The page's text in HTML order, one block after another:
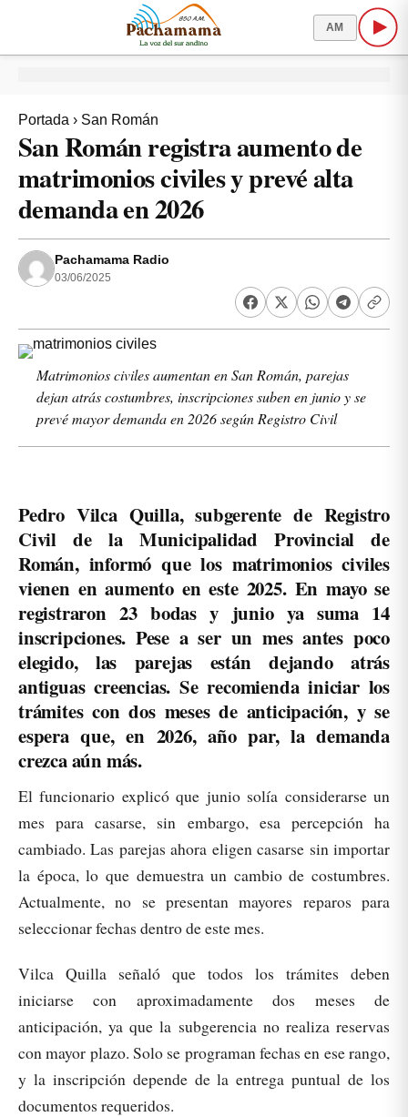
AM
Portada › San Román
San Román registra aumento de
matrimonios civiles y prevé alta
demanda en 2026
Pachamama Radio
03/06/2025
Matrimonios civiles aumentan en San Román, parejas
dejan atrás costumbres, inscripciones suben en junio y se
prevé mayor demanda en 2026 según Registro Civil
Pedro Vilca Quilla, subgerente de Registro
Civil de la Municipalidad Provincial de
Román, informó que los matrimonios civiles
vienen en aumento en este 2025. En mayo se
registraron 23 bodas y junio ya suma 14
inscripciones. Pese a ser un mes antes poco
elegido, las parejas están dejando atrás
antiguas creencias. Se recomienda iniciar los
trámites con dos meses de anticipación, y se
espera que, en 2026, año par, la demanda
crezca aún más.
El funcionario explicó que junio solía considerarse un
mes para casarse, sin embargo, esa percepción ha
cambiado. Las parejas ahora eligen casarse sin importar
la época, lo que demuestra un cambio de costumbres.
Actualmente, no se presentan mayores reparos para
seleccionar fechas dentro de este mes.
Vilca Quilla señaló que todos los trámites deben
iniciarse con aproximadamente dos meses de
anticipación, ya que la subgerencia no realiza reservas
con mayor plazo. Solo se programan fechas en ese rango,
y la inscripción depende de la entrega puntual de los
documentos requeridos.